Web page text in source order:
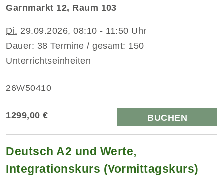
Garnmarkt 12, Raum 103
Di. 29.09.2026, 08:10 - 11:50 Uhr
Dauer: 38 Termine / gesamt: 150
Unterrichtseinheiten
26W50410
1299,00 € BUCHEN
Deutsch A2 und Werte,
Integrationskurs (Vormittagskurs)